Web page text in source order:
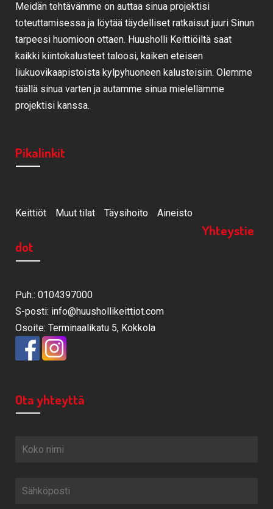
Meidän tehtävämme on auttaa sinua projektisi
toteuttamisessa ja löytää täydelliset ratkaisut juuri Sinun
tarpeesi huomioon ottaen. Huusholli Keittiöiltä saat
kaikki kiintokalusteet taloosi, kaiken eteisen
liukuovikaapistoista kylpyhuoneen kalusteisiin. Olemme
täällä sinua varten ja autamme sinua mielellämme
projektisi kanssa.
Pikalinkit
Keittiöt Muut tilat Täysihoito Aineisto
Yhteystie
dot
Puh.: 0104397000
S-posti: info@huushollikeittiot.com
Osoite: Terminaalikatu 5, Kokkola
Ota yhteyttä